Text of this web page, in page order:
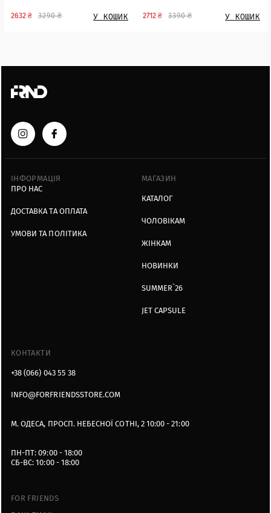
3290 ₴
2632 ₴ У КОШИК 3390 ₴
2712 ₴ У КОШИК
КОНТАКТИ
+38 (066) 043 55 38
INFO@FORFRIENDSSTORE.COM
М. ОДЕСА, ПРОСП. НЕБЕСНОЇ СОТНІ, 2 10:00 - 21:00
ПН-ПТ: 09:00 - 18:00
СБ-ВС: 10:00 - 18:00
ІНФОРМАЦІЯ
ПРО НАС
ДОСТАВКА ТА ОПЛАТА
УМОВИ ТА ПОЛІТИКА
МАГАЗИН
КАТАЛОГ
ЧОЛОВІКАМ
ЖІНКАМ
НОВИНКИ
SUMMER`26
JET CAPSULE
FOR FRIENDS